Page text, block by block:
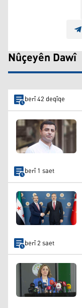
Nûçeyên Dawî
berî 42 deqîqe
berî 1 saet
berî 2 saet